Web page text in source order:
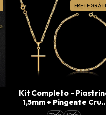
FRETE
Kit Completo -
1,5mm + Pingente Cruz
Agulha (P) (Fecho